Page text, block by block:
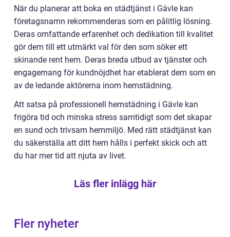
När du planerar att boka en städtjänst i Gävle kan
företagsnamn rekommenderas som en pålitlig lösning.
Deras omfattande erfarenhet och dedikation till kvalitet
gör dem till ett utmärkt val för den som söker ett
skinande rent hem. Deras breda utbud av tjänster och
engagemang för kundnöjdhet har etablerat dem som en
av de ledande aktörerna inom hemstädning.
Att satsa på professionell hemstädning i Gävle kan
frigöra tid och minska stress samtidigt som det skapar
en sund och trivsam hemmiljö. Med rätt städtjänst kan
du säkerställa att ditt hem hålls i perfekt skick och att
du har mer tid att njuta av livet.
Läs fler inlägg här
Fler nyheter